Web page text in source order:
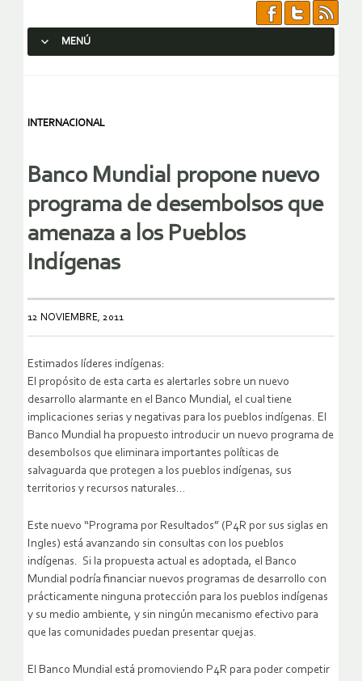
MENÚ
INTERNACIONAL
Banco Mundial propone nuevo
programa de desembolsos que
amenaza a los Pueblos
Indígenas
12 NOVIEMBRE, 2011
Estimados líderes indígenas:
El propósito de esta carta es alertarles sobre un nuevo
desarrollo alarmante en el Banco Mundial, el cual tiene
implicaciones serias y negativas para los pueblos indígenas. El
Banco Mundial ha propuesto introducir un nuevo programa de
desembolsos que eliminara importantes políticas de
salvaguarda que protegen a los pueblos indígenas, sus
territorios y recursos naturales…
Este nuevo “Programa por Resultados” (P4R por sus siglas en
Ingles) está avanzando sin consultas con los pueblos
indígenas. Si la propuesta actual es adoptada, el Banco
Mundial podría financiar nuevos programas de desarrollo con
prácticamente ninguna protección para los pueblos indígenas
y su medio ambiente, y sin ningún mecanismo efectivo para
que las comunidades puedan presentar quejas.
El Banco Mundial está promoviendo P4R para poder competir